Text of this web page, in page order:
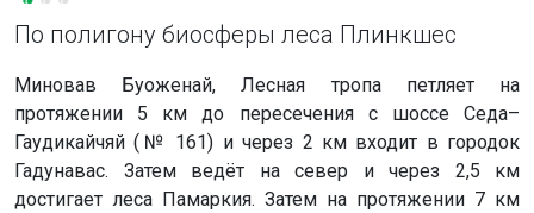
По полигону биосферы леса Плинкшес
Миновав Буоженай, Лесная тропа петляет на
протяжении 5 км до пересечения с шоссе Седа–
Гаудикайчяй (№ 161) и через 2 км входит в городок
Гадунавас. Затем ведёт на север и через 2,5 км
достигает леса Памаркия. Затем на протяжении 7 км